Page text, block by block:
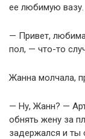
ее любимую вазу.
— Привет,
пол, — что-то
Жанна молчала,
— Ну, Жанн? —
обнять жену за
задержался и ты